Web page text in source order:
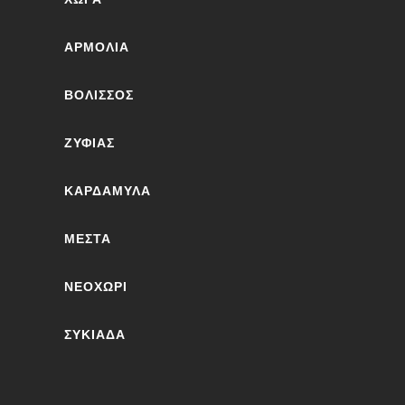
ΑΡΜΌΛΙΑ
ΒΟΛΙΣΣΌΣ
ΖΥΦΙΆΣ
ΚΑΡΔΆΜΥΛΑ
ΜΕΣΤΆ
ΝΕΟΧΏΡΙ
ΣΥΚΙΆΔΑ